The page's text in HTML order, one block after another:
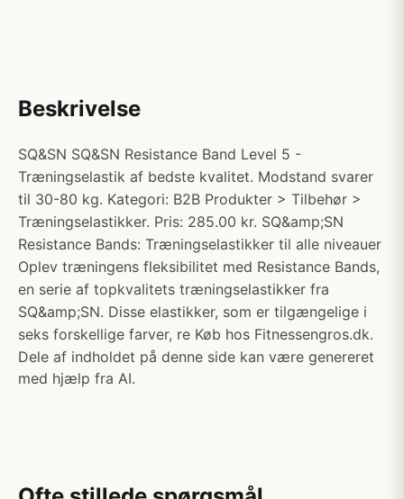
Beskrivelse
SQ&SN SQ&SN Resistance Band Level 5 -
Træningselastik af bedste kvalitet. Modstand svarer
til 30-80 kg. Kategori: B2B Produkter > Tilbehør >
Træningselastikker. Pris: 285.00 kr. SQ&amp;SN
Resistance Bands: Træningselastikker til alle niveauer
Oplev træningens fleksibilitet med Resistance Bands,
en serie af topkvalitets træningselastikker fra
SQ&amp;SN. Disse elastikker, som er tilgængelige i
seks forskellige farver, re Køb hos Fitnessengros.dk.
Dele af indholdet på denne side kan være genereret
med hjælp fra AI.